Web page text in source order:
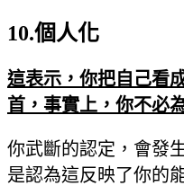
10.個人化
這表示，你把自己看
首，事實上，你不必
你武斷的認定，會發
是認為這反映了你的